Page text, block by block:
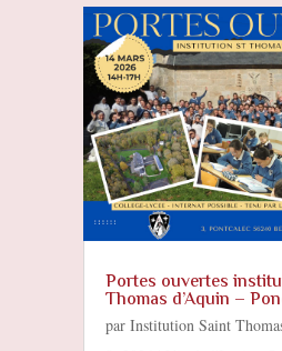
Portes ouvertes
Thomas d’Aquin –
par Institution Saint